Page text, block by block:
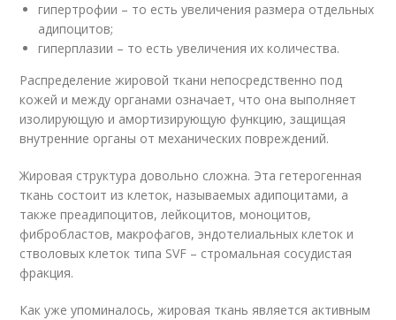
гипертрофии – то есть увеличения размера отдельных
адипоцитов;
гиперплазии – то есть увеличения их количества.
Распределение жировой ткани непосредственно под
кожей и между органами означает, что она выполняет
изолирующую и амортизирующую функцию, защищая
внутренние органы от механических повреждений.
Жировая структура довольно сложна. Эта гетерогенная
ткань состоит из клеток, называемых адипоцитами, а
также преадипоцитов, лейкоцитов, моноцитов,
фибробластов, макрофагов, эндотелиальных клеток и
стволовых клеток типа SVF – стромальная сосудистая
фракция.
Как уже упоминалось, жировая ткань является активным